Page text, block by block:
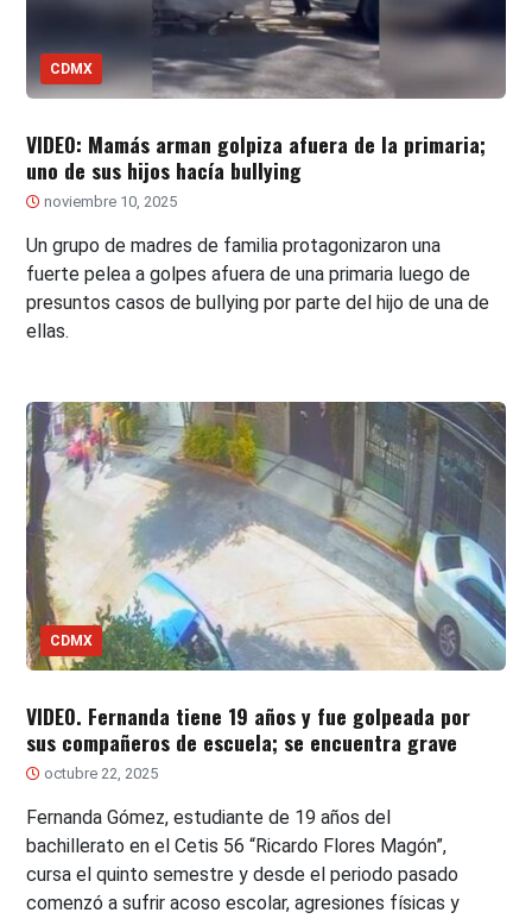
CDMX
VIDEO: Mamás arman golpiza afuera de la primaria;
uno de sus hijos hacía bullying
noviembre 10, 2025
Un grupo de madres de familia protagonizaron una
fuerte pelea a golpes afuera de una primaria luego de
presuntos casos de bullying por parte del hijo de una de
ellas.
CDMX
VIDEO. Fernanda tiene 19 años y fue golpeada por
sus compañeros de escuela; se encuentra grave
octubre 22, 2025
Fernanda Gómez, estudiante de 19 años del
bachillerato en el Cetis 56 “Ricardo Flores Magón”,
cursa el quinto semestre y desde el periodo pasado
comenzó a sufrir acoso escolar, agresiones físicas y